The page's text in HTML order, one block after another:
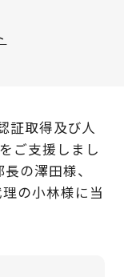
証取得及び人
ご支援しまし
の澤田様、
の小林様に当